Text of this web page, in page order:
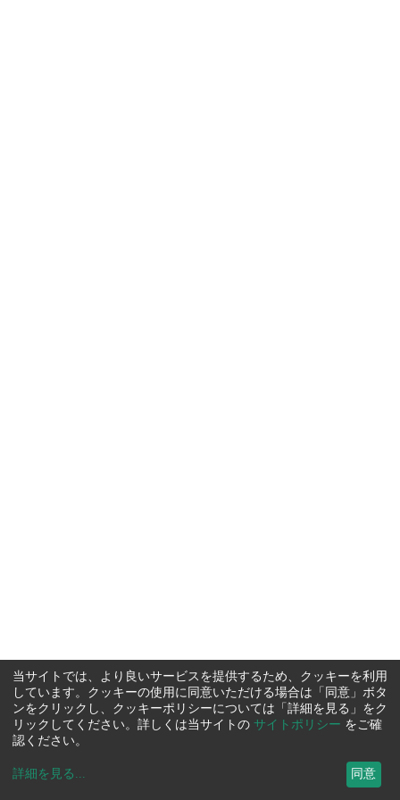
当サイトでは、より良いサービスを提供するため、クッキーを利用
しています。クッキーの使用に同意いただける場合は「同意」ボタ
ンをクリックし、クッキーポリシーについては「詳細を見る」をク
リックしてください。詳しくは当サイトの サイトポリシー をご確
認ください。
詳細を見る ... 同意